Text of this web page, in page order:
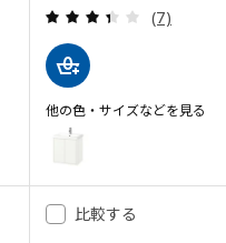
レビュー
(7)
他の色・サイズなどを見る
HAVBÄCK ハーヴベック /
オプション: HAVBÄCK
比較する